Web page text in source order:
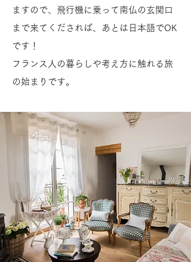
ますので、飛行機に乗って南仏の玄関口
まで来てくだされば、あとは日本語でOK
です！
フランス人の暮らしや考え方に触れる旅
の始まりです。